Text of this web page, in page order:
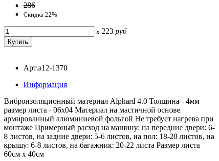
286
Скидка 22%
x 223 руб
Арт.a12-1370
Информация
Виброизоляционный материал Alphard 4.0 Толщина - 4мм
размер листа - 06x04 Материал на мастичной основе
армированный алюминиевой фольгой Не требует нагрева при
монтаже Примерный расход на машину: на передние двери: 6-
8 листов, на задние двери: 5-6 листов, на пол: 18-20 листов, на
крышу: 6-8 листов, на багажник: 20-22 листа Размер листа
60см х 40см